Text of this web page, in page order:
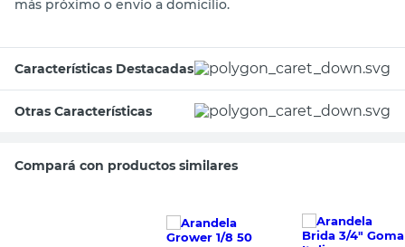
Hacé ahora tu compra con retiro en el punto de entrega
Características Destacadas